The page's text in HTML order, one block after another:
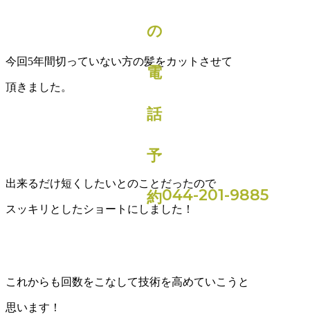
044-201-9885
今回5年間切っていない方の髪をカットさせて
頂きました。
出来るだけ短くしたいとのことだったので
スッキリとしたショートにしました！
これからも回数をこなして技術を高めていこうと
思います！